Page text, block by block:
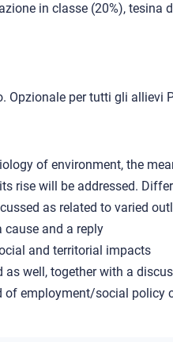
in classe (20%), tesina
Opzionale per tutti gli allievi
of environment, the
rise will be addressed.
as related to varied
cause and a reply
and territorial impacts
well, together with a
of employment/social policy